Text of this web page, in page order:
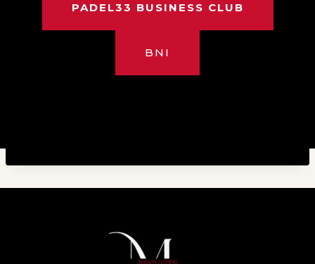
PADEL33 BUSINESS CLUB
BNI